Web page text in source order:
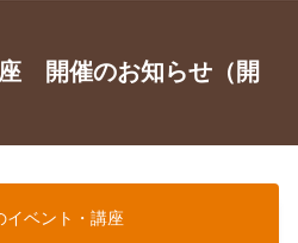
開催のお知らせ（開
イベント・講座